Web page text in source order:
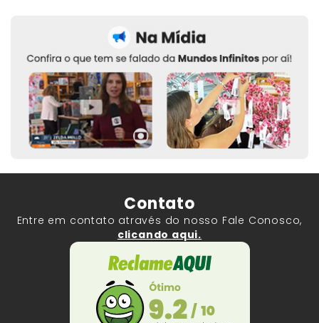
Contato
Entre em contato através do nosso Fale Conosco,
clicando aqui.